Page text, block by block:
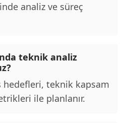
analiz ve süreç
teknik analiz
hedefleri, teknik kapsam
ile planlanır.